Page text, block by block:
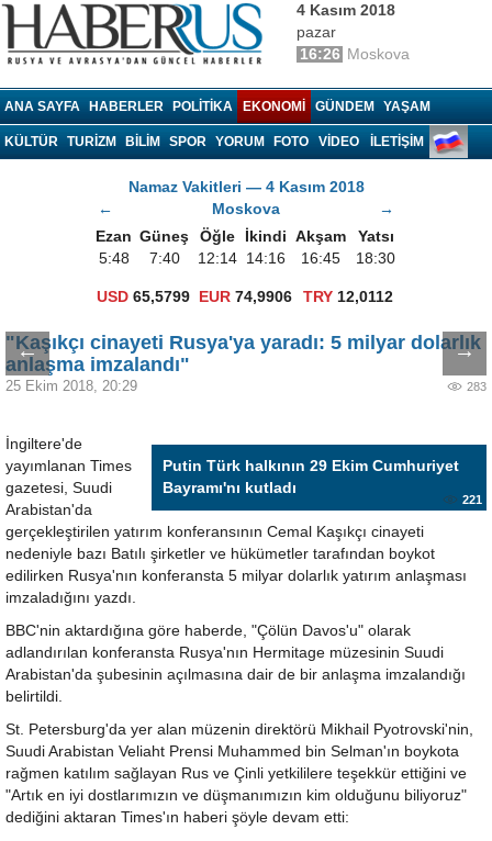
4 Kasım 2018
pazar
16:26 Moskova
ANA SAYFA HABERLER POLITIKA EKONOMI GÜNDEM YAŞAM
KÜLTÜR TURIZM BILIM SPOR YORUM FOTO VIDEO İLETİŞİM
Namaz Vakitleri — 4 Kasım 2018
←
Moskova
→
Ezan Güneş Öğle İkindi Akşam
Yatsı
5:48
7:40 12:14 14:16 16:45 18:30
USD 65,5799 EUR 74,9906 TRY 12,0112
← →
"Kaşıkçı cinayeti Rusya'ya yaradı: 5 milyar dolarlık
anlaşma imzalandı"
25 Ekim 2018, 20:29 283
Putin Türk halkının 29 Ekim Cumhuriyet
Bayramı'nı kutladı
221
İngiltere'de
yayımlanan Times
gazetesi, Suudi
Arabistan'da
gerçekleştirilen yatırım konferansının Cemal Kaşıkçı cinayeti
nedeniyle bazı Batılı şirketler ve hükümetler tarafından boykot
edilirken Rusya'nın konferansta 5 milyar dolarlık yatırım anlaşması
imzaladığını yazdı.
BBC'nin aktardığına göre haberde, "Çölün Davos'u" olarak
adlandırılan konferansta Rusya'nın Hermitage müzesinin Suudi
Arabistan'da şubesinin açılmasına dair de bir anlaşma imzalandığı
belirtildi.
St. Petersburg'da yer alan müzenin direktörü Mikhail Pyotrovski'nin,
Suudi Arabistan Veliaht Prensi Muhammed bin Selman'ın boykota
rağmen katılım sağlayan Rus ve Çinli yetkililere teşekkür ettiğini ve
"Artık en iyi dostlarımızın ve düşmanımızın kim olduğunu biliyoruz"
dediğini aktaran Times'ın haberi şöyle devam etti: